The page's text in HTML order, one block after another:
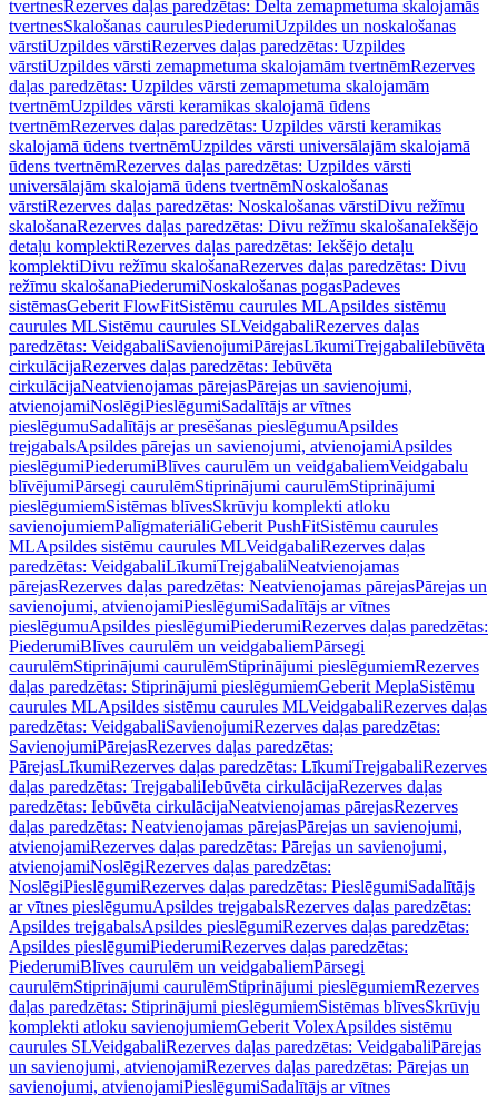
tvertnesRezerves daļas paredzētas: Delta zemapmetuma skalojamās
tvertnesSkalošanas caurulesPiederumiUzpildes un noskalošanas
vārstiUzpildes vārstiRezerves daļas paredzētas: Uzpildes
vārstiUzpildes vārsti zemapmetuma skalojamām tvertnēmRezerves
daļas paredzētas: Uzpildes vārsti zemapmetuma skalojamām
tvertnēmUzpildes vārsti keramikas skalojamā ūdens
tvertnēmRezerves daļas paredzētas: Uzpildes vārsti keramikas
skalojamā ūdens tvertnēmUzpildes vārsti universālajām skalojamā
ūdens tvertnēmRezerves daļas paredzētas: Uzpildes vārsti
universālajām skalojamā ūdens tvertnēmNoskalošanas
vārstiRezerves daļas paredzētas: Noskalošanas vārstiDivu režīmu
skalošanaRezerves daļas paredzētas: Divu režīmu skalošanaIekšējo
detaļu komplektiRezerves daļas paredzētas: Iekšējo detaļu
komplektiDivu režīmu skalošanaRezerves daļas paredzētas: Divu
režīmu skalošanaPiederumiNoskalošanas pogasPadeves
sistēmasGeberit FlowFitSistēmu caurules MLApsildes sistēmu
caurules MLSistēmu caurules SLVeidgabaliRezerves daļas
paredzētas: VeidgabaliSavienojumiPārejasLīkumiTrejgabaliIebūvēta
cirkulācijaRezerves daļas paredzētas: Iebūvēta
cirkulācijaNeatvienojamas pārejasPārejas un savienojumi,
atvienojamiNoslēgiPieslēgumiSadalītājs ar vītnes
pieslēgumuSadalītājs ar presēšanas pieslēgumuApsildes
trejgabalsApsildes pārejas un savienojumi, atvienojamiApsildes
pieslēgumiPiederumiBlīves caurulēm un veidgabaliemVeidgabalu
blīvējumiPārsegi caurulēmStiprinājumi caurulēmStiprinājumi
pieslēgumiemSistēmas blīvesSkrūvju komplekti atloku
savienojumiemPalīgmateriāliGeberit PushFitSistēmu caurules
MLApsildes sistēmu caurules MLVeidgabaliRezerves daļas
paredzētas: VeidgabaliLīkumiTrejgabaliNeatvienojamas
pārejasRezerves daļas paredzētas: Neatvienojamas pārejasPārejas un
savienojumi, atvienojamiPieslēgumiSadalītājs ar vītnes
pieslēgumuApsildes pieslēgumiPiederumiRezerves daļas paredzētas:
PiederumiBlīves caurulēm un veidgabaliemPārsegi
caurulēmStiprinājumi caurulēmStiprinājumi pieslēgumiemRezerves
daļas paredzētas: Stiprinājumi pieslēgumiemGeberit MeplaSistēmu
caurules MLApsildes sistēmu caurules MLVeidgabaliRezerves daļas
paredzētas: VeidgabaliSavienojumiRezerves daļas paredzētas:
SavienojumiPārejasRezerves daļas paredzētas:
PārejasLīkumiRezerves daļas paredzētas: LīkumiTrejgabaliRezerves
daļas paredzētas: TrejgabaliIebūvēta cirkulācijaRezerves daļas
paredzētas: Iebūvēta cirkulācijaNeatvienojamas pārejasRezerves
daļas paredzētas: Neatvienojamas pārejasPārejas un savienojumi,
atvienojamiRezerves daļas paredzētas: Pārejas un savienojumi,
atvienojamiNoslēgiRezerves daļas paredzētas:
NoslēgiPieslēgumiRezerves daļas paredzētas: PieslēgumiSadalītājs
ar vītnes pieslēgumuApsildes trejgabalsRezerves daļas paredzētas:
Apsildes trejgabalsApsildes pieslēgumiRezerves daļas paredzētas:
Apsildes pieslēgumiPiederumiRezerves daļas paredzētas:
PiederumiBlīves caurulēm un veidgabaliemPārsegi
caurulēmStiprinājumi caurulēmStiprinājumi pieslēgumiemRezerves
daļas paredzētas: Stiprinājumi pieslēgumiemSistēmas blīvesSkrūvju
komplekti atloku savienojumiemGeberit VolexApsildes sistēmu
caurules SLVeidgabaliRezerves daļas paredzētas: VeidgabaliPārejas
un savienojumi, atvienojamiRezerves daļas paredzētas: Pārejas un
savienojumi, atvienojamiPieslēgumiSadalītājs ar vītnes